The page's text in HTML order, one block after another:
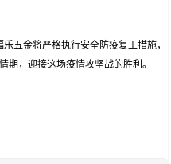
五金将严格执行安全防疫复工措施，
期，迎接这场疫情攻坚战的胜利。